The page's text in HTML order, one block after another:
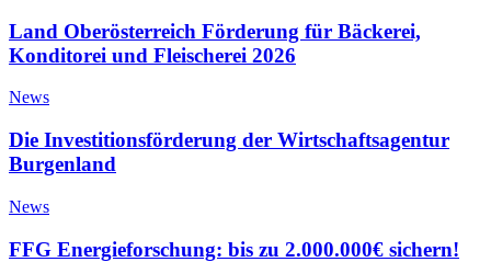
Land Oberösterreich Förderung für Bäckerei,
Konditorei und Fleischerei 2026
News
Die Investitionsförderung der Wirtschaftsagentur
Burgenland
News
FFG Energieforschung: bis zu 2.000.000€ sichern!